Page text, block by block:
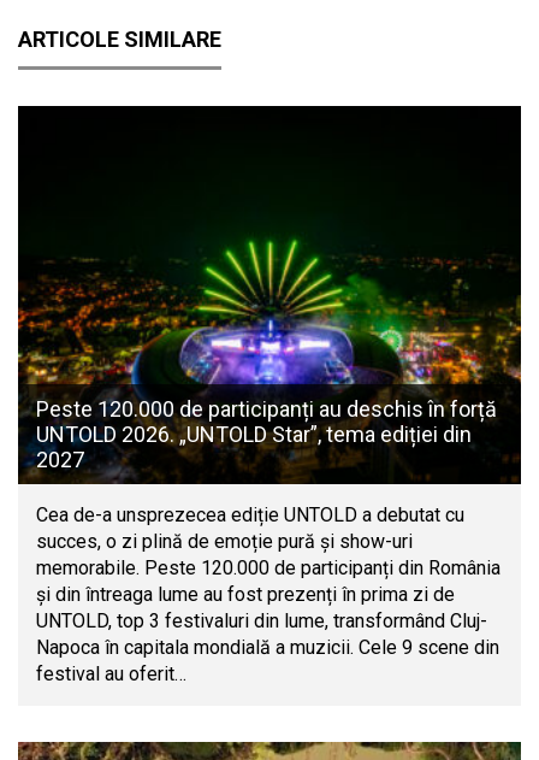
ARTICOLE SIMILARE
Peste 120.000 de participanți au deschis în forță
UNTOLD 2026. „UNTOLD Star”, tema ediției din
2027
Cea de-a unsprezecea ediție UNTOLD a debutat cu
succes, o zi plină de emoție pură și show-uri
memorabile. Peste 120.000 de participanți din România
și din întreaga lume au fost prezenți în prima zi de
UNTOLD, top 3 festivaluri din lume, transformând Cluj-
Napoca în capitala mondială a muzicii. Cele 9 scene din
festival au oferit…